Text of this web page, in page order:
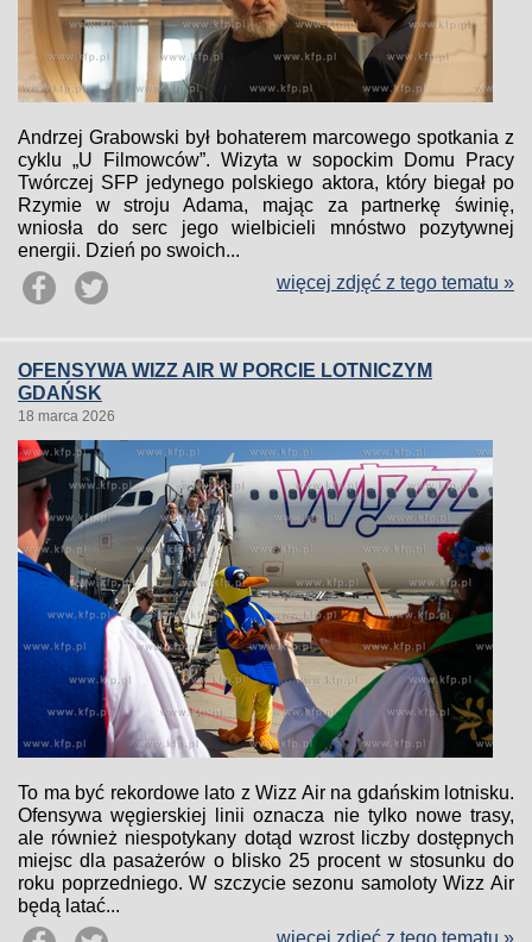
Andrzej Grabowski był bohaterem marcowego spotkania z
cyklu „U Filmowców”. Wizyta w sopockim Domu Pracy
Twórczej SFP jedynego polskiego aktora, który biegał po
Rzymie w stroju Adama, mając za partnerkę świnię,
wniosła do serc jego wielbicieli mnóstwo pozytywnej
energii. Dzień po swoich...
więcej zdjęć z tego tematu »
OFENSYWA WIZZ AIR W PORCIE LOTNICZYM
GDAŃSK
18 marca 2026
To ma być rekordowe lato z Wizz Air na gdańskim lotnisku.
Ofensywa węgierskiej linii oznacza nie tylko nowe trasy,
ale również niespotykany dotąd wzrost liczby dostępnych
miejsc dla pasażerów o blisko 25 procent w stosunku do
roku poprzedniego. W szczycie sezonu samoloty Wizz Air
będą latać...
więcej zdjęć z tego tematu »